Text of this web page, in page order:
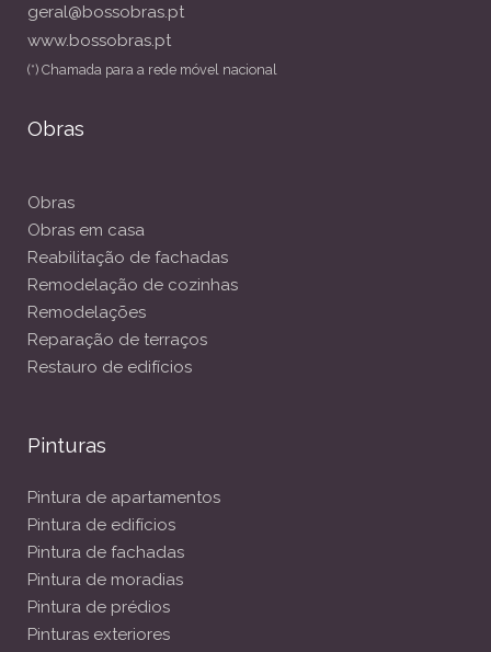
geral@bossobras.pt
www.bossobras.pt
(*) Chamada para a rede móvel nacional
Obras
Obras
Obras em casa
Reabilitação de fachadas
Remodelação de cozinhas
Remodelações
Reparação de terraços
Restauro de edifícios
Pinturas
Pintura de apartamentos
Pintura de edifícios
Pintura de fachadas
Pintura de moradias
Pintura de prédios
Pinturas exteriores